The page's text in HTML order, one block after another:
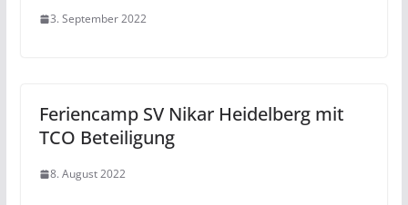
3. September 2022
Feriencamp SV Nikar Heidelberg mit
TCO Beteiligung
8. August 2022